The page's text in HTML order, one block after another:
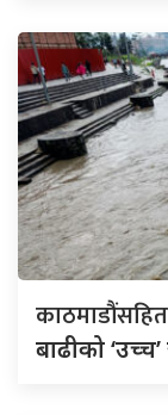
काठमाडौंसहित
बाढीको